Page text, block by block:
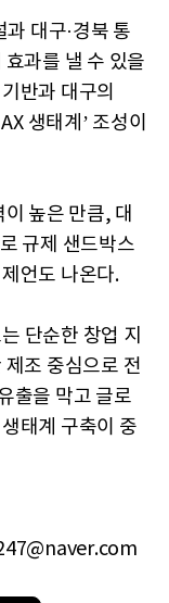
대구·경북 통
과를 낼 수 있을
반과 대구의
생태계’ 조성이
높은 만큼, 대
규제 샌드박스
언도 나온다.
단순한 창업 지
조 중심으로 전
출을 막고 글로
태계 구축이 중